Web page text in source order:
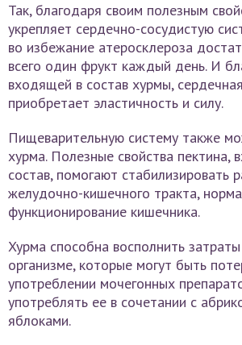
Так, благодаря своим полезным
укрепляет сердечно-сосудистую
во избежание атеросклероза
всего один фрукт каждый день. И
входящей в состав хурмы,
приобретает эластичность и силу.
Пищеварительную систему также
хурма. Полезные свойства пектина,
состав, помогают стабилизировать
желудочно-кишечного тракта,
функционирование кишечника.
Хурма способна восполнить
организме, которые могут быть
употреблении мочегонных
употреблять ее в сочетании с
яблоками.